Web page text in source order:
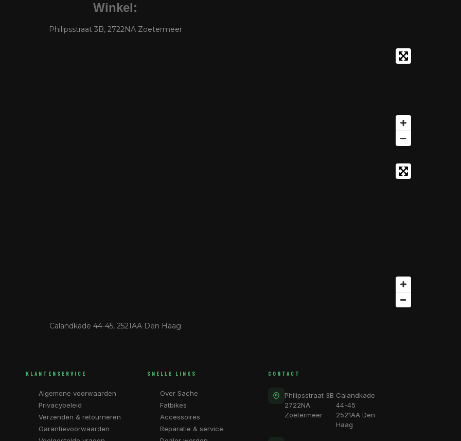
Winkel:
Philipsstraat 3B, 2722NA Zoetermeer
Calandkade 44-45, 2521AA Den Haag
KLANTENSERVICE
Algemene voorwaarden
Privacybeleid
Verzenden & retourneren
Garantievoorwaarden
SNELLE LINKS
Over Sache
Fatbikes
Accessoires
Reparatie & service
CONTACT
Philipsstraat 3B
2722NA
Zoetermeer
Calandkade
44-45
2521AA Den
Haag